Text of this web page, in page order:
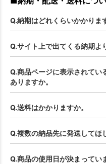
Q.納期はどれくらいかかりま
Q.サイト上で出てくる納期よ
Q.商品ページに表示されてい
ありますか。
Q.送料はかかりますか。
Q.複数の納品先に発送してほ
Q.商品の使用日が決まってい